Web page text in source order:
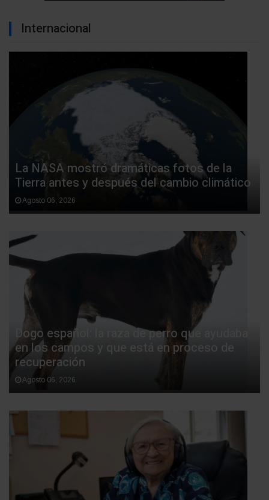
Internacional
La NASA mostró dramáticas fotos de la
Tierra antes y después del cambio climático
Agosto 06, 2026
Dogo español: la raza de perro que ayudaba
en los campos y que está en proceso de
recuperación
Agosto 06, 2026